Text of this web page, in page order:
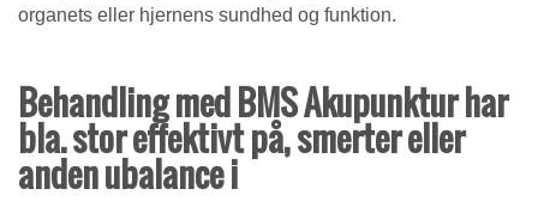
organets eller hjernens sundhed og funktion.
Behandling med BMS Akupunktur har
bla. stor effektivt på, smerter eller
anden ubalance i